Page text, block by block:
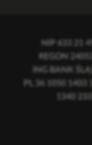
NIP 633 21
REGON
ING BANK
PL 36 1050 1403
1340 2337